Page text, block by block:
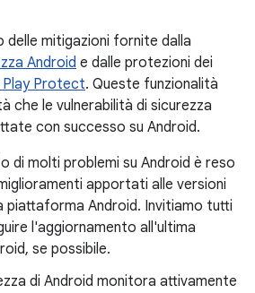
delle mitigazioni fornite dalla
Android e dalle protezioni dei
Protect. Queste funzionalità
che le vulnerabilità di sicurezza
con successo su Android.
di molti problemi su Android è reso
apportati alle versioni
piattaforma Android. Invitiamo tutti
l'aggiornamento all'ultima
se possibile.
di Android monitora attivamente